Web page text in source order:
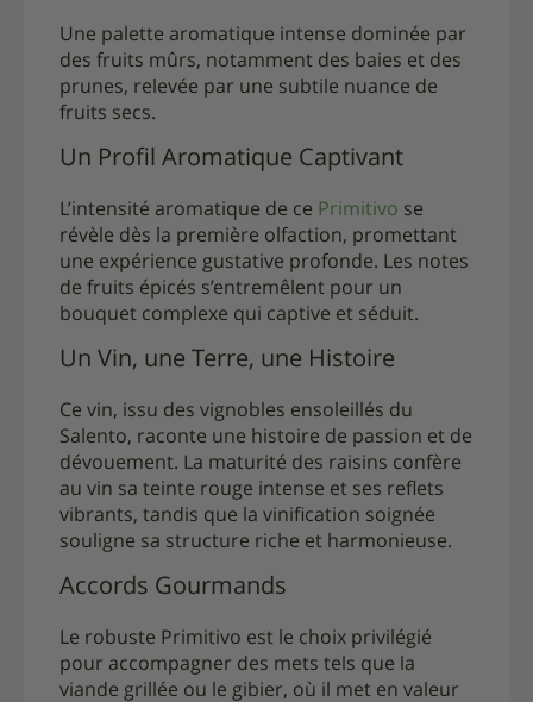
Une palette aromatique intense dominée par
des fruits mûrs, notamment des baies et des
prunes, relevée par une subtile nuance de
fruits secs.
Un Profil Aromatique Captivant
L’intensité aromatique de ce Primitivo se
révèle dès la première olfaction, promettant
une expérience gustative profonde. Les notes
de fruits épicés s’entremêlent pour un
bouquet complexe qui captive et séduit.
Un Vin, une Terre, une Histoire
Ce vin, issu des vignobles ensoleillés du
Salento, raconte une histoire de passion et de
dévouement. La maturité des raisins confère
au vin sa teinte rouge intense et ses reflets
vibrants, tandis que la vinification soignée
souligne sa structure riche et harmonieuse.
Accords Gourmands
Le robuste Primitivo est le choix privilégié
pour accompagner des mets tels que la
viande grillée ou le gibier, où il met en valeur